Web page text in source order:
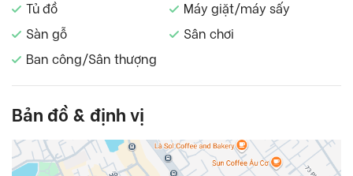
Tủ đồ
Máy giặt/máy sấy
Sàn gỗ
Sân chơi
Ban công/Sân thượng
Bản đồ & định vị